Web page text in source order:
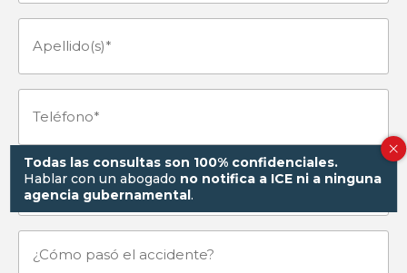
Apellido(s)
Teléfono (Obligatorio)
E-
¿Cómo
Todas las consultas son 100% confidenciales.
Hablar con un abogado no notifica a ICE ni a ninguna
agencia gubernamental.